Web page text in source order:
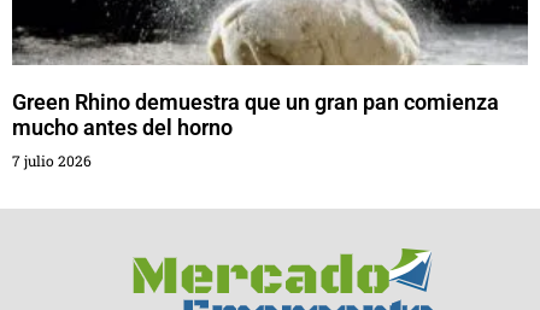
Green Rhino demuestra que un gran pan comienza
mucho antes del horno
7 julio 2026